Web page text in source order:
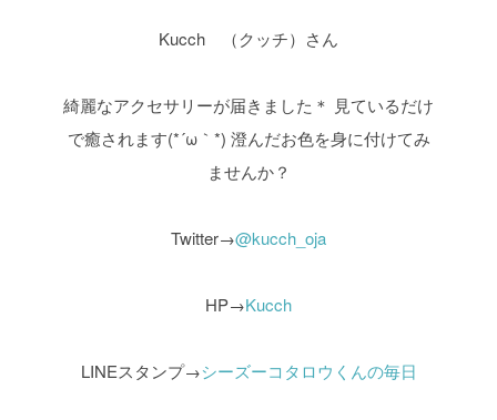
Kucch （クッチ）さん
綺麗なアクセサリーが届きました＊ 見ているだけ
で癒されます(*´ω｀*) 澄んだお色を身に付けてみ
ませんか？
Twitter→@kucch_oja
HP→Kucch
LINEスタンプ→シーズーコタロウくんの毎日